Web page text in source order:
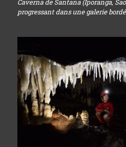
Caverna de Santana (Iporanga,
progressant dans une galerie